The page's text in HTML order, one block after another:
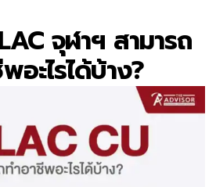
จุฬาฯ สามารถ
อะไรได้บ้าง?